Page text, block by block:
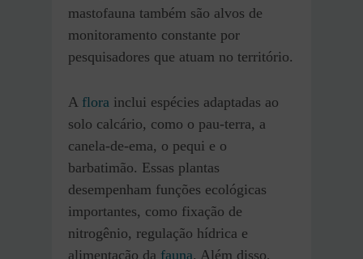
mastofauna também são alvos de
monitoramento constante por
pesquisadores que atuam no território.
A flora inclui espécies adaptadas ao
solo calcário, como o pau-terra, a
canela-de-ema, o pequi e o
barbatimão. Essas plantas
desempenham funções ecológicas
importantes, como fixação de
nitrogênio, regulação hídrica e
alimentação da fauna. Além disso,